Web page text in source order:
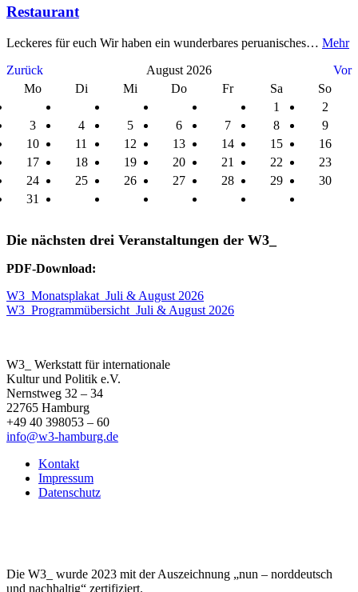
Restaurant
Leckeres für euch Wir haben ein wunderbares peruanisches… Mehr
Zurück
August 2026
Vor
Mo
Di Mi Do Fr Sa
So
1
2
3
4 5 6 7 8
9
10
11 12 13 14 15
16
17
18 19 20 21 22
23
24
25 26 27 28 29
30
31
Die nächsten drei Veranstaltungen der W3_
PDF-Download:
W3_Monatsplakat_Juli & August 2026
W3_Programmübersicht_Juli & August 2026
W3_ Werkstatt für internationale
Kultur und Politik e.V.
Nernstweg 32 – 34
22765 Hamburg
+49 40 398053 – 60
info@w3-hamburg.de
Kontakt
Impressum
Datenschutz
Die W3_ wurde 2023 mit der Auszeichnung „nun – norddeutsch
und nachhaltig“ zertifiziert.